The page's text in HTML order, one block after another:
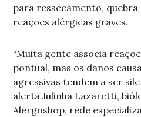
para ressecamento,
reações alérgicas graves.
“Muita gente associa
pontual, mas os danos
agressivas tendem a ser
alerta Julinha Lazaretti,
Alergoshop, rede